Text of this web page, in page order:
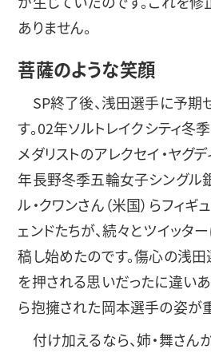
ありません。
菩薩のような笑顔
SP終了後、浅田選手に予期
す。02年ソルトレイクシティ冬
メダリストのアレクセイ・ヤグデ
年長野冬季五輪女子シングル
ル・クワンさん（米国）らフィ
ェンドたちが、続々とツイッタ
稿し始めたのです。傷心の浅
を押される思いだったに違い
ら抱擁された岡本選手の姿が
付け加えるなら、姉・舞さん